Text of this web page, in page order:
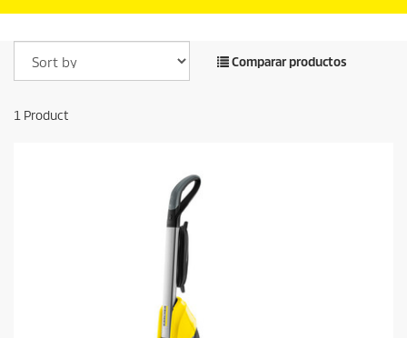
Comparar productos
1 Product